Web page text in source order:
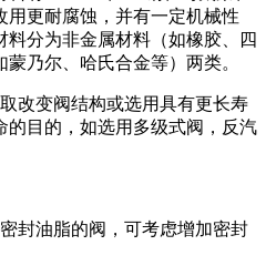
更耐腐蚀，并有一定机械性
分为非金属材料（如橡胶、四
乃尔、哈氏合金等）两类。
改变阀结构或选用具有更长寿
的目的，如选用多级式阀，反汽
封油脂的阀，可考虑增加密封